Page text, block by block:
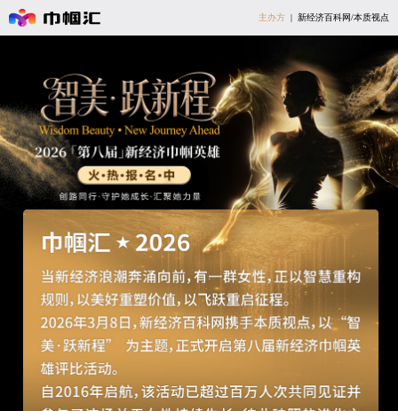
主办方 | 新经济百科网/本质视点